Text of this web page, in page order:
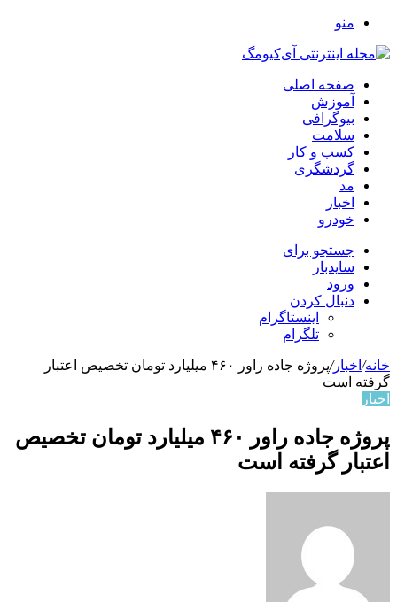
منو
صفحه اصلی
آموزش
بیوگرافی
سلامت
کسب و کار
گردشگری
مد
اخبار
خودرو
جستجو برای
سایدبار
ورود
دنبال کردن
اینستاگرام
تلگرام
خانه/ اخبار/
پروژه جاده راور ۴۶۰ میلیارد تومان تخصیص اعتبار
گرفته است
اخبار
پروژه جاده راور ۴۶۰ میلیارد تومان تخصیص
اعتبار گرفته است